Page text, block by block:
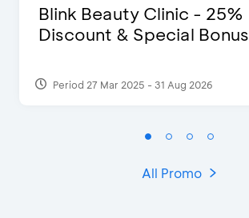
Blink Beauty Clinic - 25%
Discount & Special Bonus
Period 27 Mar 2025 - 31 Aug 2026
All Promo